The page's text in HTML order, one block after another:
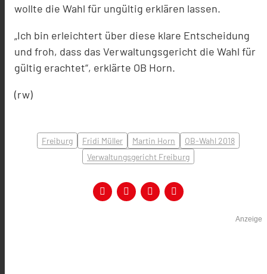
wollte die Wahl für ungültig erklären lassen.
„Ich bin erleichtert über diese klare Entscheidung
und froh, dass das Verwaltungsgericht die Wahl für
gültig erachtet“, erklärte OB Horn.
(rw)
Freiburg Fridi Müller Martin Horn
OB-Wahl 2018
Verwaltungsgericht Freiburg
Anzeige